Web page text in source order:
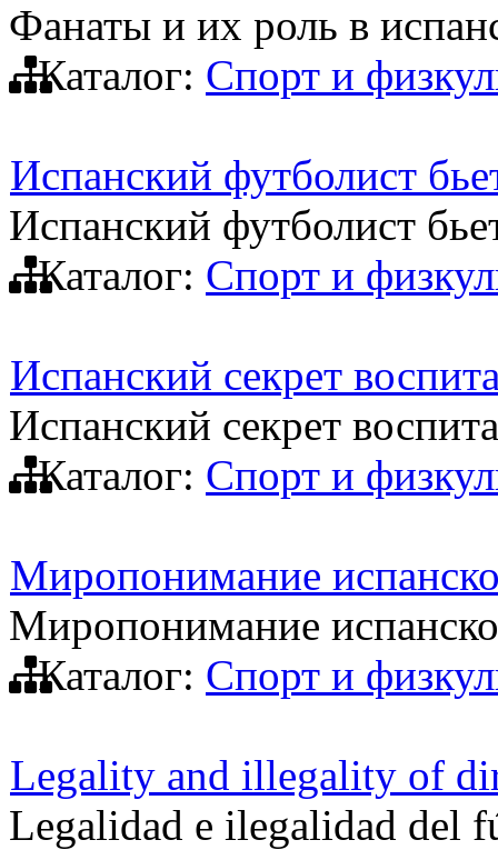
Фанаты и их роль в
Каталог: Спорт и
Испанский футболист
Испанский футболист
Каталог: Спорт и
Испанский секрет
Испанский секрет
Каталог: Спорт и
Миропонимание
Миропонимание
Каталог: Спорт и
Legality and illegality of
Legalidad e ilegalidad del